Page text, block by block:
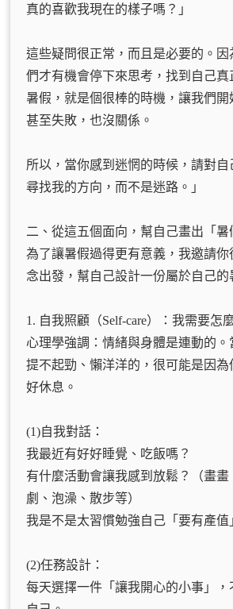
真的喜歡我現在的樣子嗎？」
這些疑問很正常，而且是必要的。
們才有機會停下來思考，找到自己真
暑假，就是個很棒的時機，讓我們開
甚至失敗，也沒關係。
所以，當你感到迷惘的時候，請對自
尋找我的方向，而不是迷路。」
二、從這五個面向，幫自己畫出「暑
為了讓暑假過得更有意義，我邀請
念出發，幫自己設計一份屬於自己的
1. 自我照顧（Self-care）：我需要怎
心理學強調：情緒與身體是連動的。
提不起勁、懶洋洋的，很可能是因
好休息。
(1)自我對話：
我最近有好好睡覺、吃飯嗎？
有什麼活動會讓我感到放鬆？（畫畫
劇、泡澡、散步等）
我是不是太習慣勉強自己「要有產值
(2)任務設計：
每天選擇一件「讓我開心的小事」，